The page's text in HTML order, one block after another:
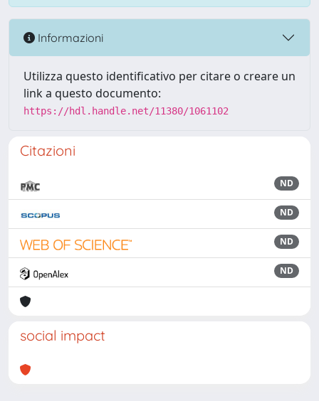
Informazioni
Utilizza questo identificativo per citare o creare un
link a questo documento:
https://hdl.handle.net/11380/1061102
Citazioni
ND
ND
ND
ND
social impact